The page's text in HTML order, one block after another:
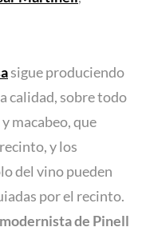
sigue produciendo
calidad, sobre todo
macabeo, que
y los
del vino pueden
por el recinto.
de Pinell